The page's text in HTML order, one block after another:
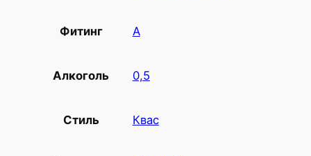
Фитинг А
Алкоголь 0,5
Стиль Квас